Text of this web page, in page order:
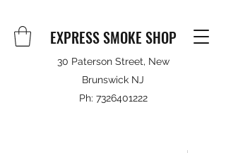
EXPRESS SMOKE SHOP
30 Paterson Street, New
Brunswick NJ
Ph: 7326401222